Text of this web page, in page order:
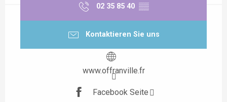
02 35 85 40 ▒▒
Kontaktieren Sie uns
www.offranville.fr
Facebook Seite